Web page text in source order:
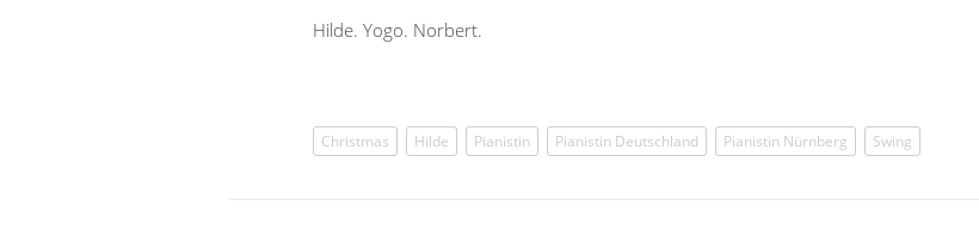
Hilde. Yogo. Norbert.
Christmas Hilde Pianistin Pianistin Deutschland Pianistin Nürnberg Swing